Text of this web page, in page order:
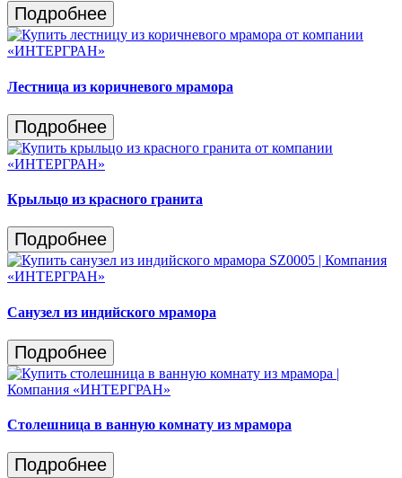
Подробнее
Лестница из коричневого мрамора
Подробнее
Крыльцо из красного гранита
Подробнее
Санузел из индийского мрамора
Подробнее
Столешница в ванную комнату из мрамора
Подробнее